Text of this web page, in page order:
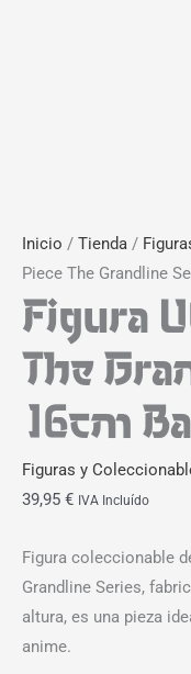
Inicio / Tienda /
Piece The Grandline
Figura
The
16cm
Figuras y
39,95 € IVA Incluído
Figura coleccionable
Grandline Series,
altura, es una pieza
anime.